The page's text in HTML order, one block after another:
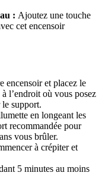
: Ajoutez une touche
cet encensoir
encensoir et placez le
l’endroit où vous posez
support.
en longeant les
recommandée pour
vous brûler.
à crépiter et
5 minutes au moins